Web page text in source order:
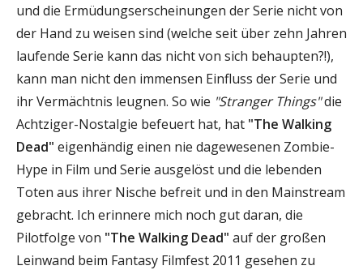
und die Ermüdungserscheinungen der Serie nicht von
der Hand zu weisen sind (welche seit über zehn Jahren
laufende Serie kann das nicht von sich behaupten?!),
kann man nicht den immensen Einfluss der Serie und
ihr Vermächtnis leugnen. So wie "Stranger Things"die
Achtziger-Nostalgie befeuert hat, hat "The Walking
Dead" eigenhändig einen nie dagewesenen Zombie-
Hype in Film und Serie ausgelöst und die lebenden
Toten aus ihrer Nische befreit und in den Mainstream
gebracht. Ich erinnere mich noch gut daran, die
Pilotfolge von "The Walking Dead" auf der großen
Leinwand beim Fantasy Filmfest 2011 gesehen zu